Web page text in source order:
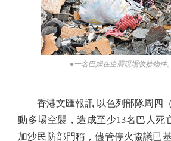
●一名巴婦在空襲現場收拾物件
香港文匯報訊 以色列部隊周四（
動多場空襲，造成至少13名巴人死
加沙民防部門稱，儘管停火協議已